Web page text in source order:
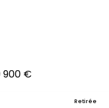
900 €
Retirée